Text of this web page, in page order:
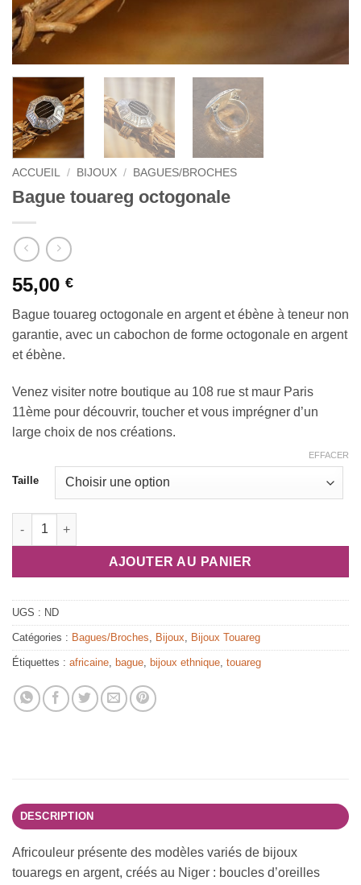
ACCUEIL / BIJOUX / BAGUES/BROCHES
Bague touareg octogonale
55,00 €
Bague touareg octogonale en argent et ébène à teneur non
garantie, avec un cabochon de forme octogonale en argent
et ébène.
Venez visiter notre boutique au 108 rue st maur Paris
11ème pour découvrir, toucher et vous imprégner d’un
large choix de nos créations.
Taille
EFFACER
quantité de Bague touareg octogonale
AJOUTER AU PANIER
UGS : ND
Catégories : Bagues/Broches, Bijoux, Bijoux Touareg
Étiquettes : africaine, bague, bijoux ethnique, touareg
DESCRIPTION
Africouleur présente des modèles variés de bijoux
touaregs en argent, créés au Niger : boucles d’oreilles